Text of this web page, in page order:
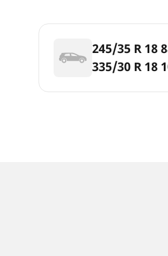
245/35 R 18
335/30 R 18